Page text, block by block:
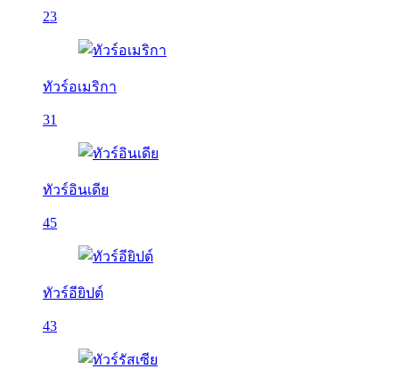
23
ทัวร์อเมริกา
31
ทัวร์อินเดีย
45
ทัวร์อียิปต์
43